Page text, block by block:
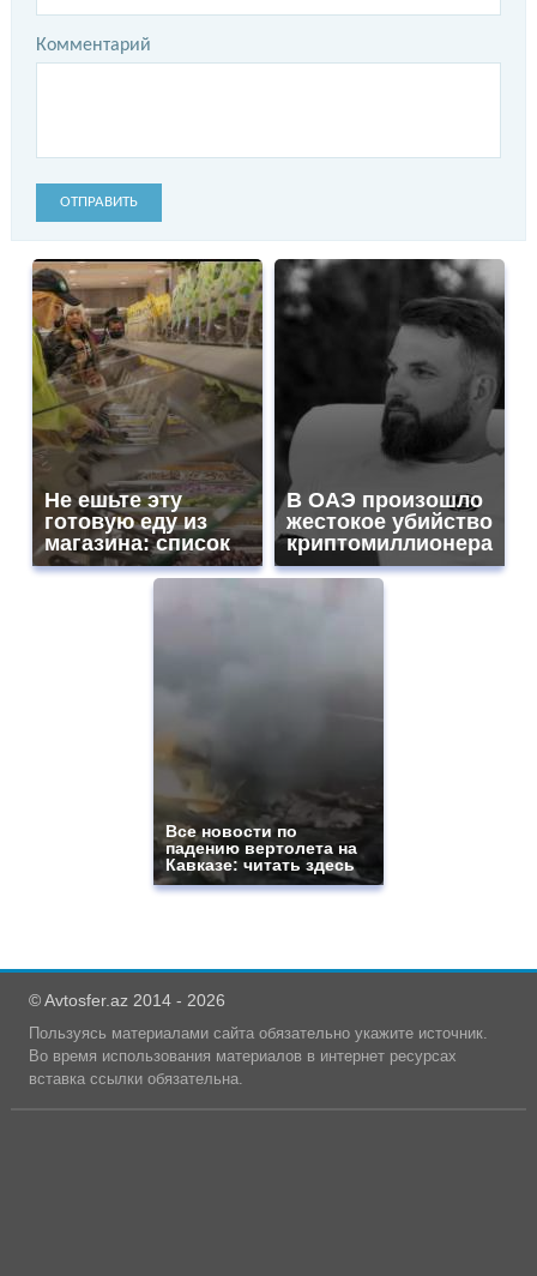
Комментарий
ОТПРАВИТЬ
Не ешьте эту
готовую еду из
магазина: список
В ОАЭ произошло
жестокое убийство
криптомиллионера
Все новости по
падению вертолета на
Кавказе: читать здесь
© Avtosfer.az 2014 - 2026
Пользуясь материалами сайта обязательно укажите источник.
Во время использования материалов в интернет ресурсах
вставка ссылки обязательна.